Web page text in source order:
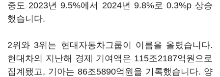
중도 2023년9.5%에서 2024년 9.8%로 0.3%p 상승
했습니다.
2위와 3위는 현대자동차그룹이 이름을 올렸습니다.
현대차의 지난해 경제 기여액은 115조2187억원으로
집계됐고, 기아는 86조5890억원을 기록했습니다. 양